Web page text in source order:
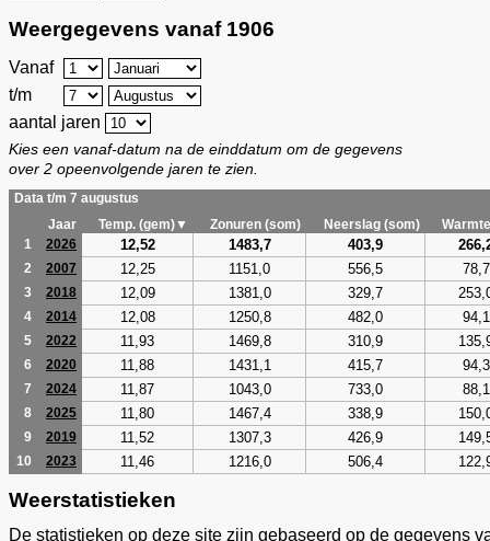
Weergegevens vanaf 1906
Vanaf
t/m
aantal jaren
Kies een vanaf-datum na de einddatum om de gegevens
over 2 opeenvolgende jaren te zien.
Data t/m 7 augustus
Jaar
Temp. (gem)▼ Zonuren (som) Neerslag (som)
1
2026 12,52 1483,7 403,9
2 2007 12,25 1151,0 556,5 78,7
3 2018 12,09 1381,0 329,7
4 2014 12,08 1250,8 482,0 94,1
5 2022 11,93 1469,8 310,9
6 2020 11,88 1431,1 415,7 94,3
7 2024 11,87 1043,0 733,0 88,1
8 2025 11,80 1467,4 338,9
9 2019 11,52 1307,3 426,9
10 2023 11,46 1216,0 506,4
Weerstatistieken
De statistieken op deze site zijn gebaseerd op de gegevens